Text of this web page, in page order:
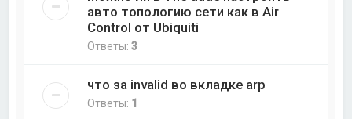
авто топологию сети как в Air
Control от Ubiquiti
Ответы:3
что за invalid во вкладке arp
Ответы: 1